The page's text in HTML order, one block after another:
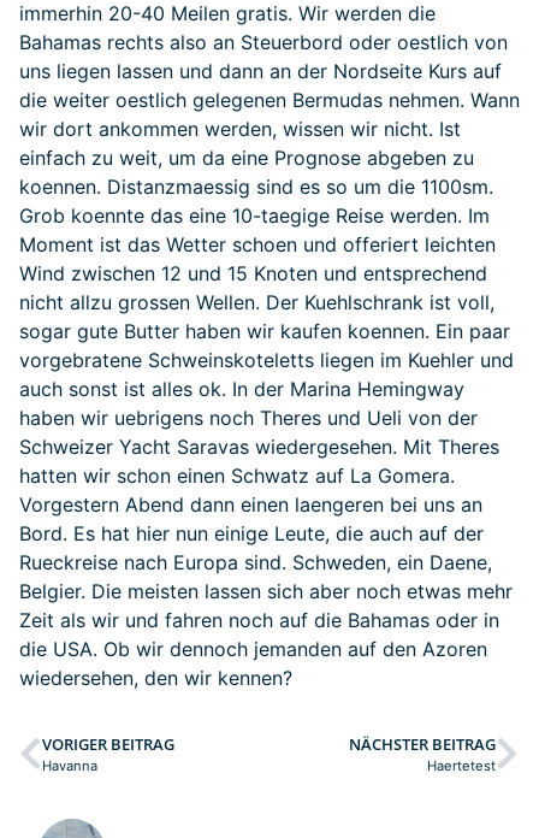
immerhin 20-40 Meilen gratis. Wir werden die
Bahamas rechts also an Steuerbord oder oestlich von
uns liegen lassen und dann an der Nordseite Kurs auf
die weiter oestlich gelegenen Bermudas nehmen. Wann
wir dort ankommen werden, wissen wir nicht. Ist
einfach zu weit, um da eine Prognose abgeben zu
koennen. Distanzmaessig sind es so um die 1100sm.
Grob koennte das eine 10-taegige Reise werden. Im
Moment ist das Wetter schoen und offeriert leichten
Wind zwischen 12 und 15 Knoten und entsprechend
nicht allzu grossen Wellen. Der Kuehlschrank ist voll,
sogar gute Butter haben wir kaufen koennen. Ein paar
vorgebratene Schweinskoteletts liegen im Kuehler und
auch sonst ist alles ok. In der Marina Hemingway
haben wir uebrigens noch Theres und Ueli von der
Schweizer Yacht Saravas wiedergesehen. Mit Theres
hatten wir schon einen Schwatz auf La Gomera.
Vorgestern Abend dann einen laengeren bei uns an
Bord. Es hat hier nun einige Leute, die auch auf der
Rueckreise nach Europa sind. Schweden, ein Daene,
Belgier. Die meisten lassen sich aber noch etwas mehr
Zeit als wir und fahren noch auf die Bahamas oder in
die USA. Ob wir dennoch jemanden auf den Azoren
wiedersehen, den wir kennen?
VORIGER BEITRAG
Havanna
NÄCHSTER BEITRAG
Haertetest